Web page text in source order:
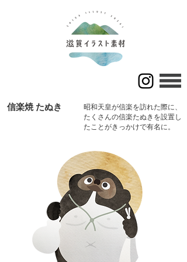
信楽焼 たぬき
昭和天皇が信楽を訪れた際に、
たくさんの信楽たぬきを設置し
たことがきっかけで有名に。